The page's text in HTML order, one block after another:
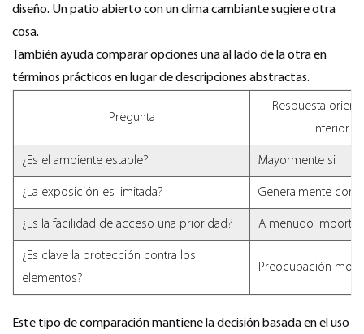
diseño. Un patio abierto con un clima cambiante sugiere otra
cosa.
También ayuda comparar opciones una al lado de la otra en
términos prácticos en lugar de descripciones abstractas.
Pregunta
Respuesta
interior
¿Es el ambiente estable? Mayormente si
¿La exposición es limitada? Generalmente
¿Es la facilidad de acceso una prioridad? A menudo
¿Es clave la protección contra los
elementos?
Preocupación
Este tipo de comparación mantiene la decisión basada en el uso